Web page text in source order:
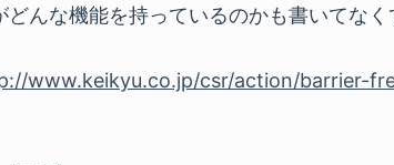
どんな機能を持っているのかも書いてなく
www.keikyu.co.jp/csr/action/barrier-